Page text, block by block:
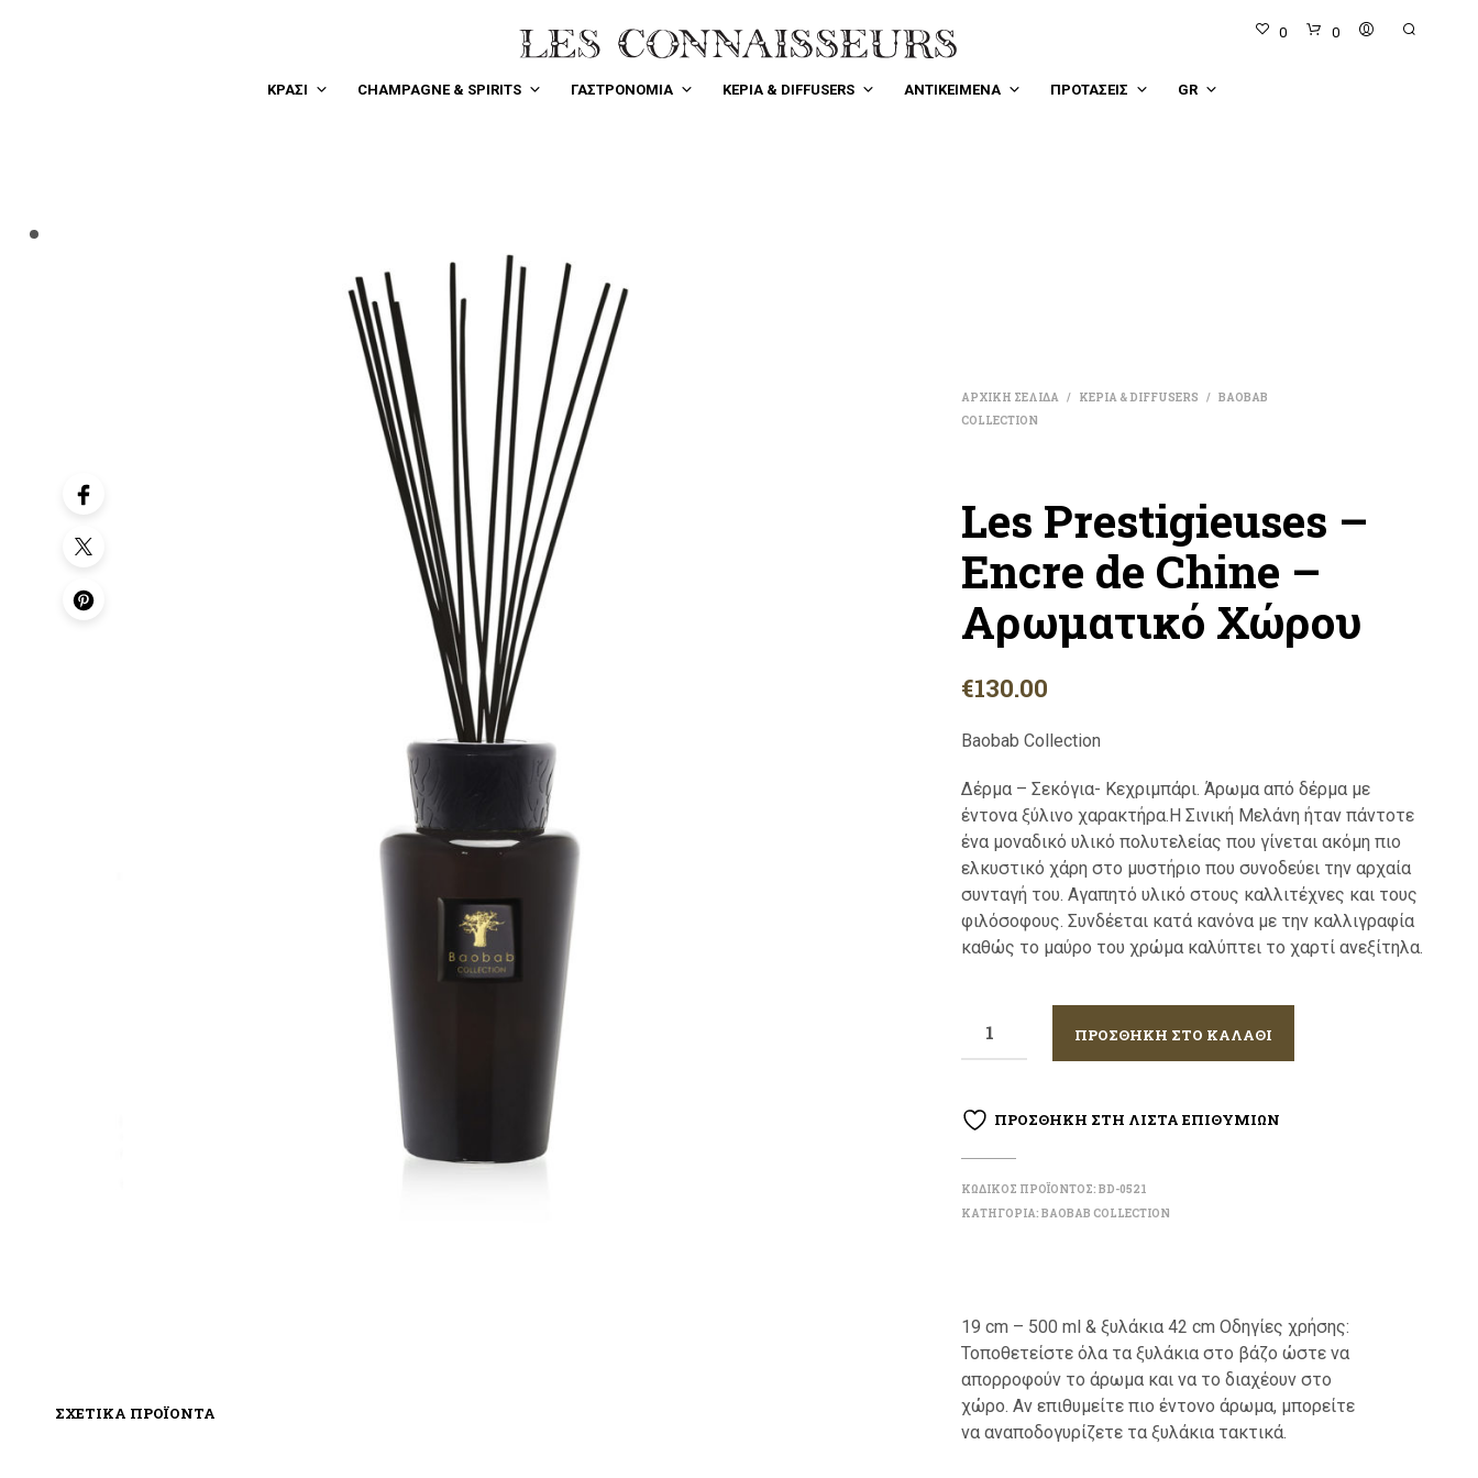
ΚΡΑΣΙ CHAMPAGNE & SPIRITS ΓΑΣΤΡΟΝΟΜΙΑ ΚΕΡΙΑ & DIFFUSERS ΑΝΤΙΚΕΙΜΕΝΑ ΠΡΟΤΑΣΕΙΣ GR
0 0
Ν
.
controller
ΑΡΧΙΚΗ ΣΕΛΙΔΑ / ΚΕΡΙΑ & DIFFUSERS /
BAOBAB
COLLECTION
Les Prestigieuses –
Encre de Chine –
Αρωματικό Χώρου
€130.00
Baobab Collection
Δέρμα – Σεκόγια- Κεχριμπάρι. Άρωμα από δέρμα με
έντονα ξύλινο χαρακτήρα.Η Σινική Μελάνη ήταν πάντοτε
ένα μοναδικό υλικό πολυτελείας που γίνεται ακόμη πιο
ελκυστικό χάρη στο μυστήριο που συνοδεύει την αρχαία
συνταγή του. Αγαπητό υλικό στους καλλιτέχνες και τους
φιλόσοφους. Συνδέεται κατά κανόνα με την καλλιγραφία
καθώς το μαύρο του χρώμα καλύπτει το χαρτί ανεξίτηλα.
ΠΡΟΣΘΗΚΗ ΣΤΟ ΚΑΛΑΘΙ
ΠΡΟΣΘΗΚΗ ΣΤΗ ΛΙΣΤΑ ΕΠΙΘΥΜΙΩΝ
ΚΩΔΙΚΟΣ ΠΡΟΪΟΝΤΟΣ: BD-0521
ΚΑΤΗΓΟΡΙΑ: BAOBAB COLLECTION
19 cm – 500 ml & ξυλάκια 42 cm Οδηγίες χρήσης:
Τοποθετείστε όλα τα ξυλάκια στο βάζο ώστε να
απορροφούν το άρωμα και να το διαχέουν στο
χώρο. Αν επιθυμείτε πιο έντονο άρωμα, μπορείτε
να αναποδογυρίζετε τα ξυλάκια τακτικά.
ΣΧΕΤΙΚΑ ΠΡΟΪΟΝΤΑ